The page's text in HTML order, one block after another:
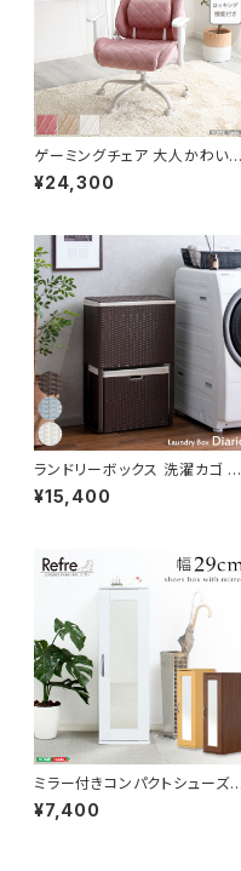
ゲーミングチェア 大人かわいい
チェア エレガントチェア ワーク
チェア オフィスチェア イス チェ
¥24,300
ランドリーボックス 洗濯カゴ 幅
50 奥行25 高さ80 完成品 新
生活 一人暮らし ランドリー収納
¥15,400
ミラー付きコンパクトシューズラ
ック 幅29 シューズボックス シ
ューズラック 下駄箱 靴箱 玄関
¥7,400